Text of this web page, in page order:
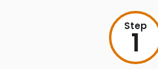
Step
1